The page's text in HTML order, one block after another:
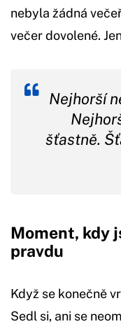
nebyla žádná
večer dovolené.
Nejhorší
šťastně.
Moment, kdy
pravdu
Když se konečně
Sedl si, ani se